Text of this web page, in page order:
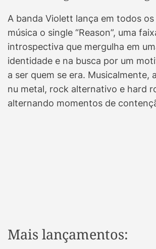
A banda Violett lança em todos os
música o single “Reason”, uma
introspectiva que mergulha em
identidade e na busca por um
a ser quem se era. Musicalmente,
nu metal, rock alternativo e hard
alternando momentos de
Mais lançamentos: